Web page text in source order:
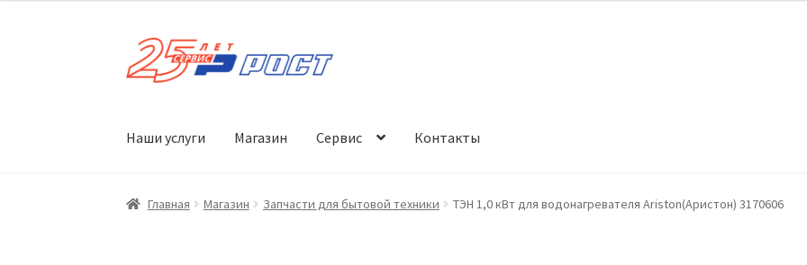
Перейти
к
Перейти
к
Наши услуги Магазин Сервис Контакты
Главная Магазин Запчасти для бытовой техники ТЭН 1,0 кВт для водонагревателя Ariston(Аристон) 3170606